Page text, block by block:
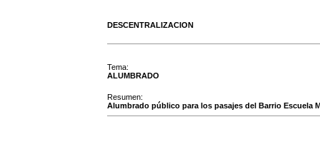
DESCENTRALIZACION
Tema:
ALUMBRADO
Resumen:
Alumbrado público para los pasajes del Barrio Escuela